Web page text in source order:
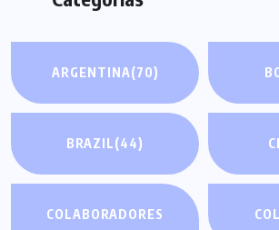
ARGENTINA(70)
BRAZIL(44)
COLABORADORES